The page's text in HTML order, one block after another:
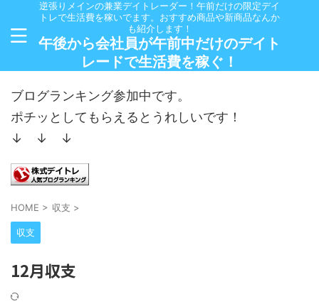
逆張りメインの兼業デイトレーダー！午前だけの限定デイ
トレで生活費を稼いでます。おすすめ商品や新商品なんか
も紹介します！
午後から会社員が午前中だけのデイト
レードで生活費を稼ぐ！
ブログランキング参加中です。
ポチッとしてもらえるとうれしいです！
↓ ↓ ↓
HOME > 収支 >
収支
12月収支